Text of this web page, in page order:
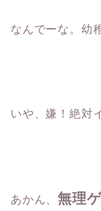
なんでーな。幼
いや、嫌！絶対
あかん、無理